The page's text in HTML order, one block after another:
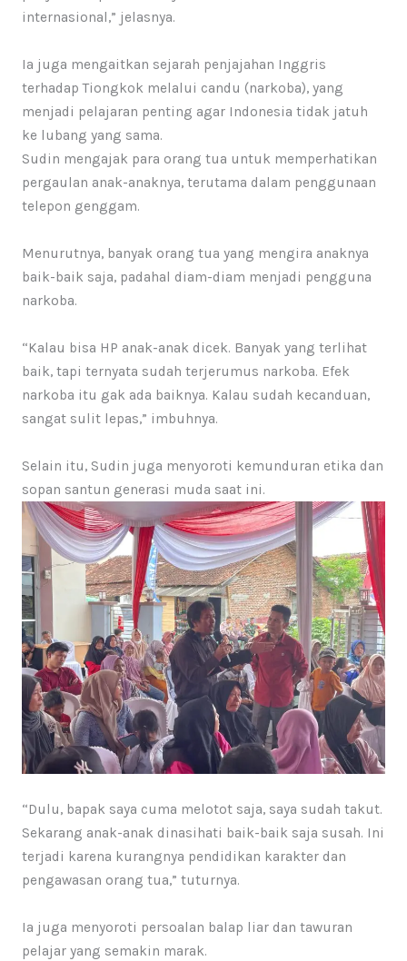
internasional,” jelasnya.
Ia juga mengaitkan sejarah penjajahan Inggris
terhadap Tiongkok melalui candu (narkoba), yang
menjadi pelajaran penting agar Indonesia tidak jatuh
ke lubang yang sama.
Sudin mengajak para orang tua untuk memperhatikan
pergaulan anak-anaknya, terutama dalam penggunaan
telepon genggam.
Menurutnya, banyak orang tua yang mengira anaknya
baik-baik saja, padahal diam-diam menjadi pengguna
narkoba.
“Kalau bisa HP anak-anak dicek. Banyak yang terlihat
baik, tapi ternyata sudah terjerumus narkoba. Efek
narkoba itu gak ada baiknya. Kalau sudah kecanduan,
sangat sulit lepas,” imbuhnya.
Selain itu, Sudin juga menyoroti kemunduran etika dan
sopan santun generasi muda saat ini.
“Dulu, bapak saya cuma melotot saja, saya sudah takut.
Sekarang anak-anak dinasihati baik-baik saja susah. Ini
terjadi karena kurangnya pendidikan karakter dan
pengawasan orang tua,” tuturnya.
Ia juga menyoroti persoalan balap liar dan tawuran
pelajar yang semakin marak.